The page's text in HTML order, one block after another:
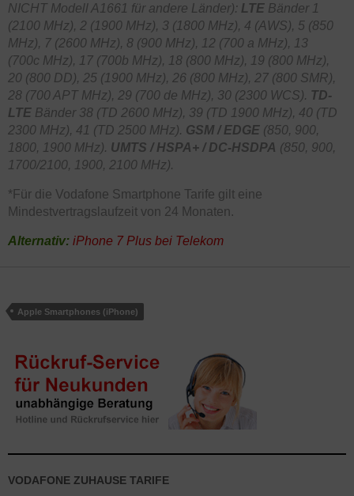
NICHT Modell A1661 für andere Länder): LTE Bänder 1
(2100 MHz), 2 (1900 MHz), 3 (1800 MHz), 4 (AWS), 5 (850
MHz), 7 (2600 MHz), 8 (900 MHz), 12 (700 a MHz), 13
(700c MHz), 17 (700b MHz), 18 (800 MHz), 19 (800 MHz),
20 (800 DD), 25 (1900 MHz), 26 (800 MHz), 27 (800 SMR),
28 (700 APT MHz), 29 (700 de MHz), 30 (2300 WCS). TD-
LTE Bänder 38 (TD 2600 MHz), 39 (TD 1900 MHz), 40 (TD
2300 MHz), 41 (TD 2500 MHz). GSM / EDGE (850, 900,
1800, 1900 MHz). UMTS / HSPA+ / DC-HSDPA (850, 900,
1700/2100, 1900, 2100 MHz).
*Für die Vodafone Smartphone Tarife gilt eine
Mindestvertragslaufzeit von 24 Monaten.
Alternativ: iPhone 7 Plus bei Telekom
Apple Smartphones (iPhone)
VODAFONE ZUHAUSE TARIFE